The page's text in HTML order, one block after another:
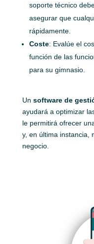
soporte técnico
asegurar que
rápidamente.
Coste: Evalúe el
función de las
para su gimnasio.
Un software de
ayudará a optimizar
le permitirá ofrecer
y, en última instancia,
negocio.